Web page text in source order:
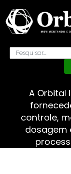
A Orbital
controle,
dosagem